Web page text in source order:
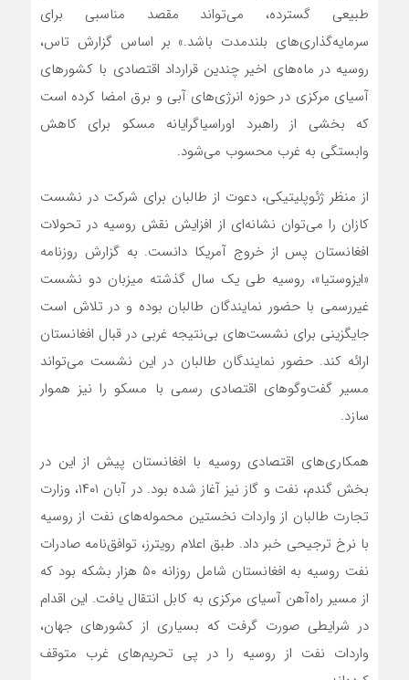
طبیعی گسترده، می‌تواند مقصد مناسبی برای
سرمایه‌گذاری‌های بلندمدت باشد.» بر اساس گزارش تاس،
روسیه در ماه‌های اخیر چندین قرارداد اقتصادی با کشورهای
آسیای مرکزی در حوزه انرژی‌های آبی و برق امضا کرده است
که بخشی از راهبرد اوراسیاگرایانه مسکو برای کاهش
وابستگی به غرب محسوب می‌شود.
از منظر ژئوپلیتیکی، دعوت از طالبان برای شرکت در نشست
کازان را می‌توان نشانه‌ای از افزایش نقش روسیه در تحولات
افغانستان پس از خروج آمریکا دانست. به گزارش روزنامه
«ایزوستیا»، روسیه طی یک سال گذشته میزبان دو نشست
غیررسمی با حضور نمایندگان طالبان بوده و در تلاش است
جایگزینی برای نشست‌های بی‌نتیجه غربی در قبال افغانستان
ارائه کند. حضور نمایندگان طالبان در این نشست می‌تواند
مسیر گفت‌وگوهای اقتصادی رسمی با مسکو را نیز هموار
سازد.
همکاری‌های اقتصادی روسیه با افغانستان پیش از این در
بخش گندم، نفت و گاز نیز آغاز شده بود. در آبان ۱۴۰۱، وزارت
تجارت طالبان از واردات نخستین محموله‌های نفت از روسیه
با نرخ ترجیحی خبر داد. طبق اعلام رویترز، توافق‌نامه صادرات
نفت روسیه به افغانستان شامل روزانه ۵۰ هزار بشکه بود که
از مسیر راه‌آهن آسیای مرکزی به کابل انتقال یافت. این اقدام
در شرایطی صورت گرفت که بسیاری از کشورهای جهان،
واردات نفت از روسیه را در پی تحریم‌های غرب متوقف